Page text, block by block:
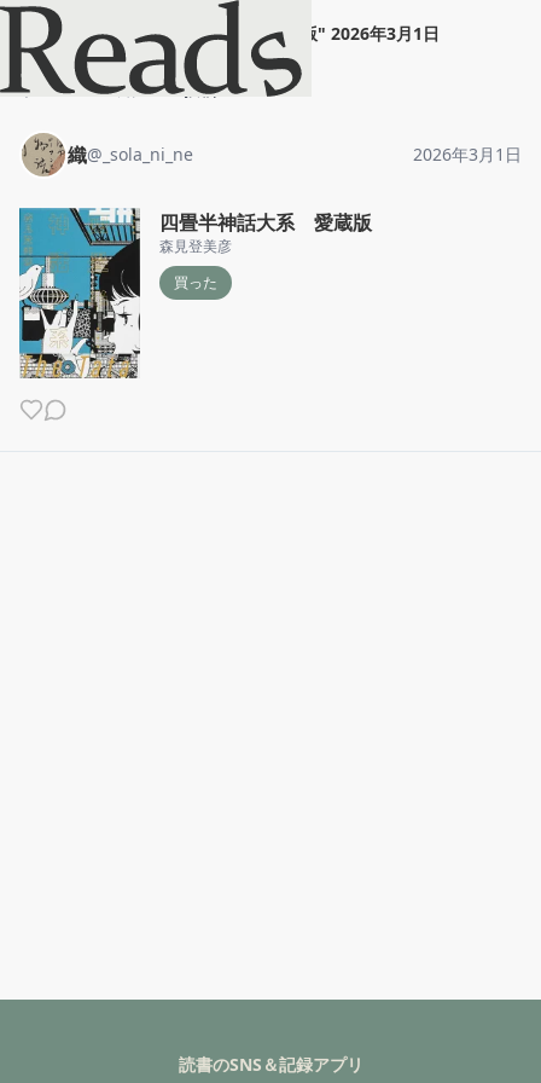
織 四畳半神話大系 愛蔵版" 2026年3月1日
ホーム 織 投稿
織@ _sola_ni_ne 2026年3月1日
四畳半神話大系 愛蔵版
森見登美彦
買った
読書のSNS＆記録アプリ